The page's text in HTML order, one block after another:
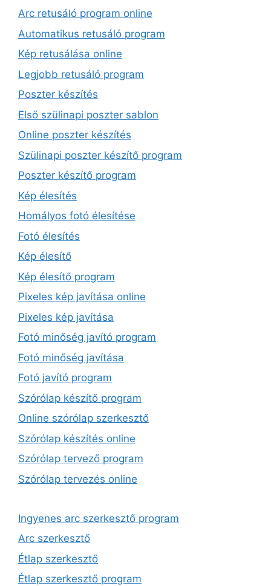
Arc retusáló program online
Automatikus retusáló program
Kép retusálása online
Legjobb retusáló program
Poszter készítés
Első szülinapi poszter sablon
Online poszter készítés
Szülinapi poszter készítő program
Poszter készítő program
Kép élesítés
Homályos fotó élesítése
Fotó élesítés
Kép élesítő
Kép élesítő program
Pixeles kép javítása online
Pixeles kép javítása
Fotó minőség javító program
Fotó minőség javítása
Fotó javító program
Szórólap készítő program
Online szórólap szerkesztő
Szórólap készítés online
Szórólap tervező program
Szórólap tervezés online
Ingyenes arc szerkesztő program
Arc szerkesztő
Étlap szerkesztő
Étlap szerkesztő program